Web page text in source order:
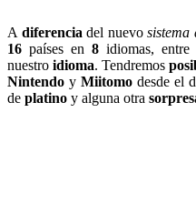
A diferencia del nuevo sistema
16 países en8 idiomas,
nuestro idioma. Tendremos
Nintendo y Miitomo desde el
de platino y alguna otra